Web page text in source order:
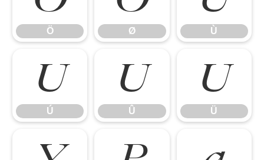
Ö Ø Ù
Ú
Ú
Û
Û
Ü
Ü